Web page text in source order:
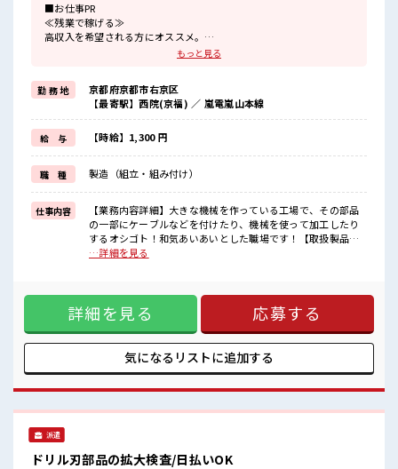
■お仕事PR
≪残業で稼げる≫
高収入を希望される方にオススメ。
残業は月20時間以上あります♪
週末は家族や友人と一緒にプライベート満喫！
≪モチベーションもUP≫
派手過ぎなければ髪型や髪色自由♪
(規定有)制服があると毎日の服選びに悩まずOK♪
≪未経験の方も大カンゲイ≫
新しいことにチャレンジするのは不安だけど、
しっかり働く環境が整っています！
イチからスキルUP・ステップUP目指していきましょう！
■職場の雰囲気
派手すぎなければ多少のヘアカラーもOKなのはウレシイPoint☆
休憩室で自分タイム！
のんびりスマホチェック♪
もっと見る
勤 務 地
京都府京都市右京区
【最寄駅】西院(京福) ／ 嵐電嵐山本線
給 与 【時給】1,300 円
職 種 製造（組立・組み付け）
仕事内容
【業務内容詳細】大きな機械を作っている工場で、その部品
の一部にケーブルなどを付けたり、機械を使って加工したり
するオシゴト！和気あいあいとした職場です！【取扱製品情
報】配電盤 ■お仕事PR ≪残業で稼げる≫ 高収入を希望される
ションもUP≫ 派手過ぎなければ髪型や髪色自由♪ (規定有)制
服があると毎日の服選びに悩まずOK♪ ≪未経験の方も大カン
ゲイ≫ 新しいことにチャレンジするのは不安だけど、 しっか
り働く環境が整っています！ イチからスキルUP・ステップ
UP目指していきましょう！ ■職場の雰囲気 派手すぎなければ
多少のヘアカラーもOKなのはウレシイPoint☆ 休憩室で自分
ぴったり☆ ロッカー付き職場♪
…詳細を見る
詳細を見る 応募する
気になるリストに追加する
派遣
ドリル刃部品の拡大検査/日払いOK